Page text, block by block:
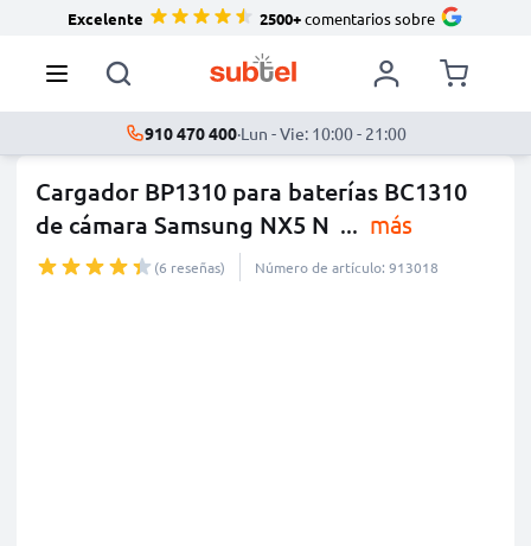
Excelente 2500+comentarios sobre
910 470 400·Lun - Vie: 10:00 - 21:00
Cargador BP1310 para baterías BC1310
de cámara Samsung NX5 N ... más
(6 reseñas) Número de artículo: 913018